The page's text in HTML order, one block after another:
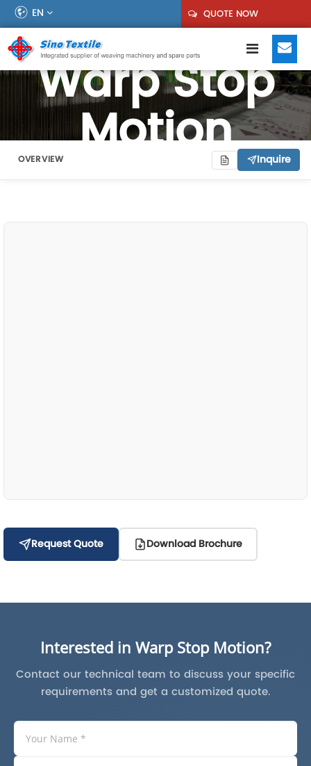
EN QUOTE NOW
Warp Stop
Motion
OVERVIEW Inquire
Request Quote Download Brochure
Interested in Warp Stop Motion?
Contact our technical team to discuss your specific
requirements and get a customized quote.